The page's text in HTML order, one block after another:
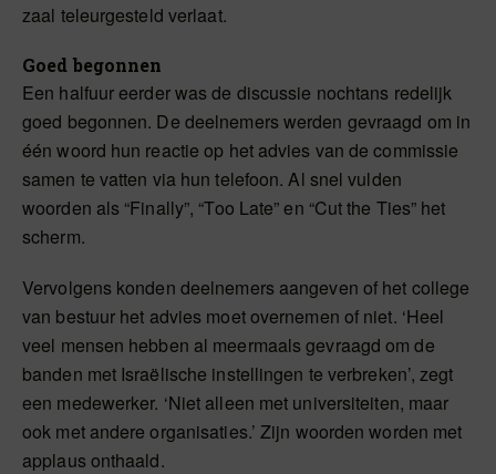
zaal teleurgesteld verlaat.
Goed begonnen
Een halfuur eerder was de discussie nochtans redelijk
goed begonnen. De deelnemers werden gevraagd om in
één woord hun reactie op het advies van de commissie
samen te vatten via hun telefoon. Al snel vulden
woorden als “Finally”, “Too Late” en “Cut the Ties” het
scherm.
Vervolgens konden deelnemers aangeven of het college
van bestuur het advies moet overnemen of niet. ‘Heel
veel mensen hebben al meermaals gevraagd om de
banden met Israëlische instellingen te verbreken’, zegt
een medewerker. ‘Niet alleen met universiteiten, maar
ook met andere organisaties.’ Zijn woorden worden met
applaus onthaald.